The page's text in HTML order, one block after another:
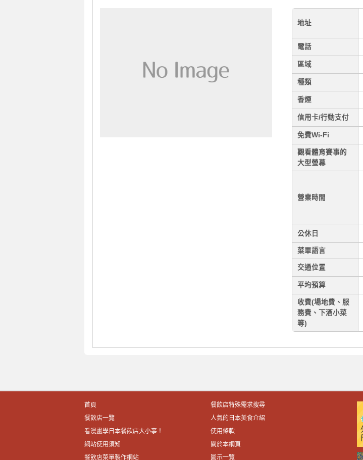
地址
電話
區域
種類
香煙
信用卡/行動支付
免費Wi-Fi
觀看體育賽事的
大型螢幕
營業時間
公休日
菜單語言
交通位置
平均預算
收費(場地費、服
務費、下酒小菜
等)
首頁
餐飲店特殊需求搜尋
餐飲店一覽
人氣的日本美食介紹
看漫畫學日本餐飲店大小事！
使用條款
網站使用須知
關於本網頁
餐飲店菜單製作網站
圖示一覽